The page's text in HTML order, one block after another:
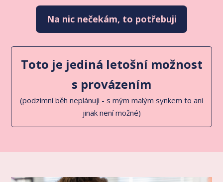
Na nic nečekám, to potřebuji
Toto je jediná letošní možnost
s provázením
(podzimní běh neplánuji - s mým malým synkem to ani
jinak není možné)